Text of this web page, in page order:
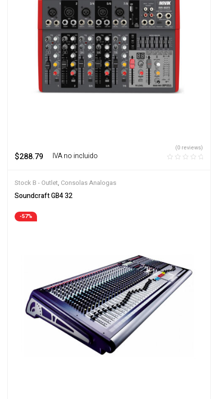
$288.79 ‎ ‎ ‎ IVA no incluido
(0 reviews)
Stock B - Outlet, Consolas Analogas
Soundcraft GB4 32
-57%